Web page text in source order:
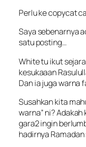
Perlu ke copycat
Saya sebenarnya
satu posting…
White tu ikut
kesukaaan
Dan ia juga warna
Susahkan kita
warna” ni?
gara2 ingin
hadirnya Ramadan